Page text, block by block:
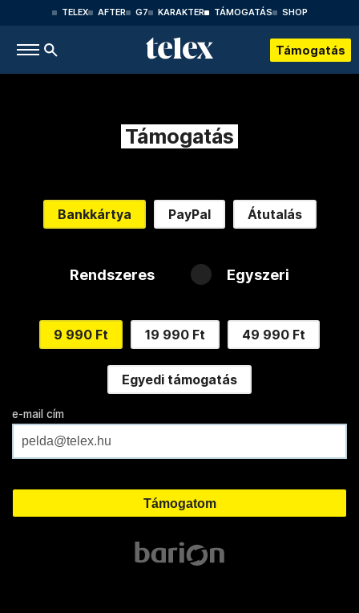
TELEX AFTER G7 KARAKTER TÁMOGATÁS SHOP
Támogatás
Támogatás
Bankkártya PayPal Átutalás
Rendszeres Egyszeri
9 990 Ft 19 990 Ft 49 990 Ft
Egyedi támogatás
e-mail cím